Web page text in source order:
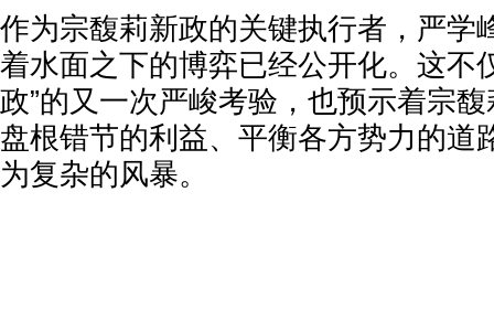
作为宗馥莉新政的关键执行者，严学
着水面之下的博弈已经公开化。这不
政”的又一次严峻考验，也预示着宗
盘根错节的利益、平衡各方势力的道
为复杂的风暴。